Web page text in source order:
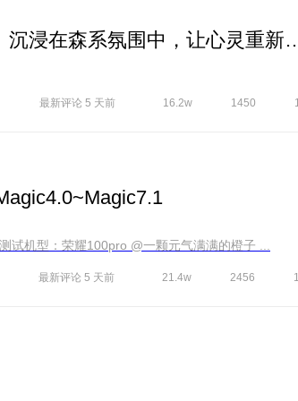
【爱主题】荣耀简约森系主题《Forest
最新评论 5 天前 16.2w 1450
【主题信息】 主题名称 ：叮当猫 发布时间：2023年12月9日 测试机型：荣耀100pro @一颗元气满满的橙子 ...
最新评论 5 天前 21.4w 2456